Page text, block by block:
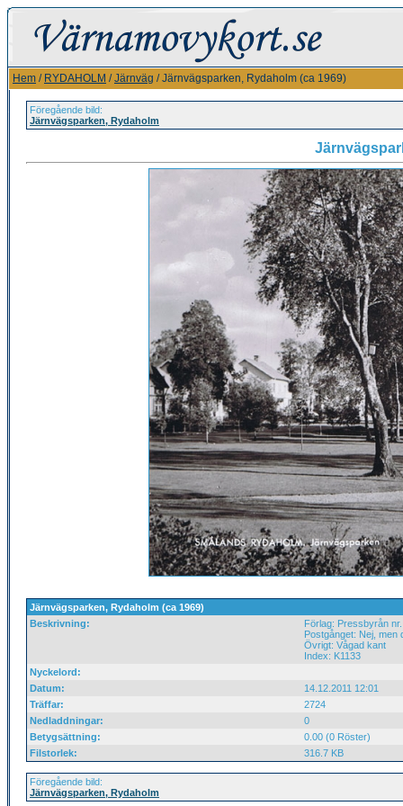
Hem / RYDAHOLM /Järnväg / Järnvägsparken, Rydaholm (ca 1969)
Föregående bild:
Järnvägsparken, Rydaholm
Järnvägsparken, Rydaholm (ca 1969)
Beskrivning:
Förlag: Pressbyrån
Postgånget: Nej, men
Övrigt: Vågad kant
Index: K1133
Nyckelord:
Datum:
14.12.2011 12:01
Träffar:
2724
Nedladdningar:
0
Betygsättning:
0.00 (0 Röster)
Filstorlek:
316.7 KB
Föregående bild:
Järnvägsparken, Rydaholm